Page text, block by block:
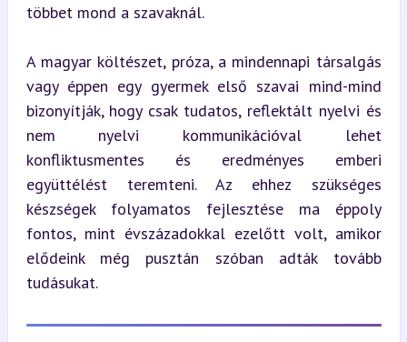
többet mond a szavaknál.
A magyar költészet, próza, a mindennapi társalgás
vagy éppen egy gyermek első szavai mind-mind
bizonyítják, hogy csak tudatos, reflektált nyelvi és
nem nyelvi kommunikációval lehet
konfliktusmentes és eredményes emberi
együttélést teremteni. Az ehhez szükséges
készségek folyamatos fejlesztése ma éppoly
fontos, mint évszázadokkal ezelőtt volt, amikor
elődeink még pusztán szóban adták tovább
tudásukat.